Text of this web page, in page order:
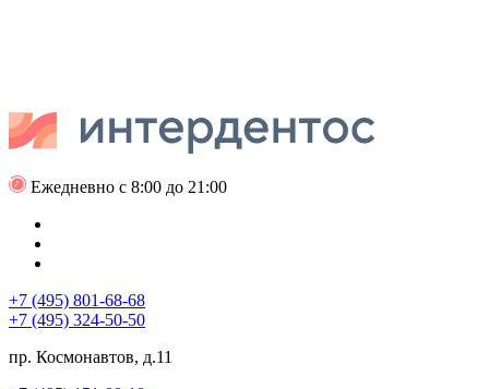
Ежедневно с 8:00 до 21:00
+7 (495) 801-68-68
+7 (495) 324-50-50
пр. Космонавтов, д.11